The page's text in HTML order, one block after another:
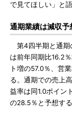
で見てほしい」と語
通期業績は減収予
第4四半期と通期
は前年同期比16.2
ト増の57.0％、営
る。通期での売上
益率は同1.0ポイン
の28.5％と予想する